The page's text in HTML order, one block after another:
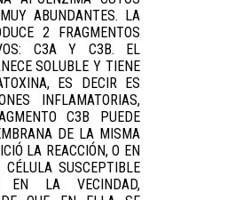
ABUNDANTES. LA
2 FRAGMENTOS
C3A Y C3B. EL
SOLUBLE Y TIENE
ES DECIR ES
INFLAMATORIAS,
C3B PUEDE
DE LA MISMA
LA REACCIÓN, O EN
SUSCEPTIBLE
EN LA VECINDAD,